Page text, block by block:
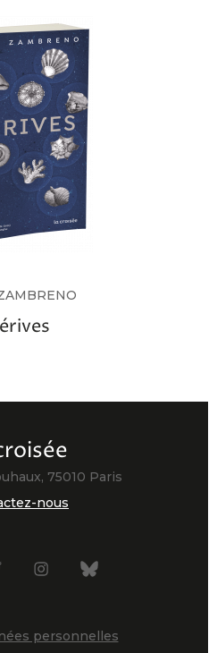
75010 Paris
nous
InstagramBsky
personnelles